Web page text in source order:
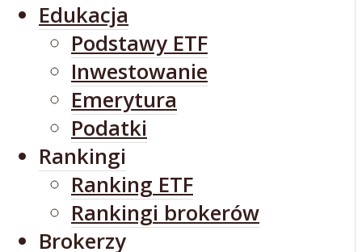
Edukacja
Podstawy ETF
Inwestowanie
Emerytura
Podatki
Rankingi
Ranking ETF
Rankingi brokerów
Brokerzy